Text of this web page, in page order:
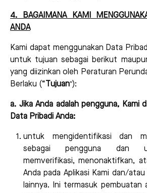
4. BAGAIMANA KAMI
ANDA
Kami dapat menggunakan Data
untuk tujuan sebagai berikut
yang diizinkan oleh Peraturan
Berlaku (“ Tujuan”):
a. Jika Anda adalah pengguna, Kami
Data Pribadi Anda:
untuk mengidentifikasi dan
sebagai pengguna dan
memverifikasi, menonaktifkan,
Anda pada Aplikasi Kami dan/
lainnya. Ini termasuk pembuatan